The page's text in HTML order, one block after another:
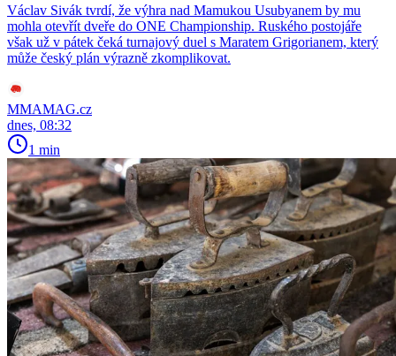
Václav Sivák tvrdí, že výhra nad Mamukou Usubyanem by mu
mohla otevřít dveře do ONE Championship. Ruského postojáře
však už v pátek čeká turnajový duel s Maratem Grigorianem, který
může český plán výrazně zkomplikovat.
MMAMAG.cz
dnes, 08:32
1 min